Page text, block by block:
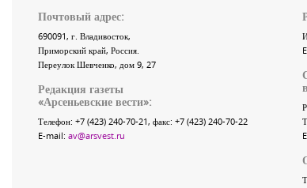
Почтовый адрес:
690091, г. Владивосток,
Приморский край, Россия.
Переулок Шевченко, дом 9, 27
Редакция газеты
«Арсеньевские вести»:
Телефон: +7 (423) 240-70-21, факс: +7 (423) 240-70-22
E-mail: av@arsvest.ru